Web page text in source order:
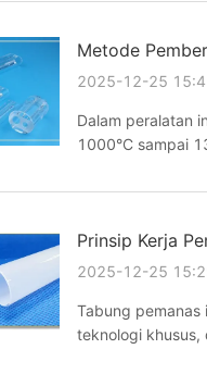
Metode
2025-12-25
Dalam peralatan
1000°C sampai
Prinsip Kerja
2025-12-25
Tabung
teknologi khusus,